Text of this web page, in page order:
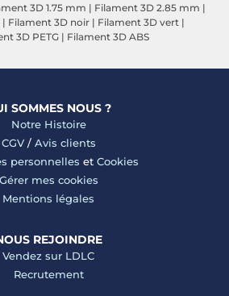
3D 1.75 mm | Filament 3D 2.85 mm |
| Filament 3D noir | Filament 3D vert |
3D PETG | Filament 3D ABS
SOMMES NOUS ?
Notre Histoire
CGV/ Avis clients
personnelles et Cookies
Gérer mes cookies
Mentions légales
REJOINDRE
Vendez sur LDLC
Recrutement